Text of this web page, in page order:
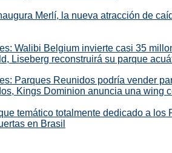
Merlí, la nueva atracción de
Walibi Belgium invierte casi 35
Liseberg reconstruirá su parque
Parques Reunidos podría vender
Kings Dominion anuncia una wing
temático totalmente dedicado a los
en Brasil